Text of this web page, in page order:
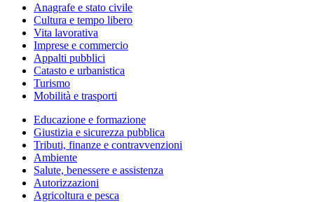
Anagrafe e stato civile
Cultura e tempo libero
Vita lavorativa
Imprese e commercio
Appalti pubblici
Catasto e urbanistica
Turismo
Mobilità e trasporti
Educazione e formazione
Giustizia e sicurezza pubblica
Tributi, finanze e contravvenzioni
Ambiente
Salute, benessere e assistenza
Autorizzazioni
Agricoltura e pesca